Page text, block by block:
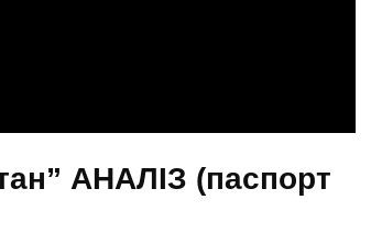
АНАЛІЗ (паспорт